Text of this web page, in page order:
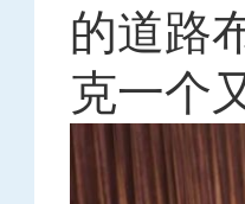
的道路
克一个